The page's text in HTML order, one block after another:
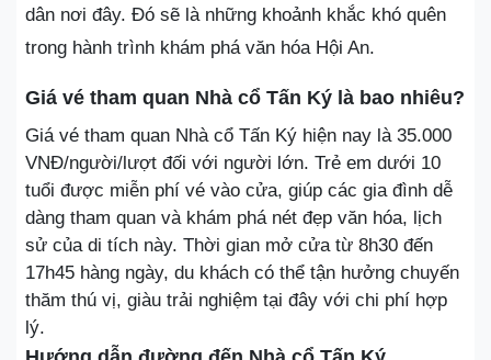
dân nơi đây. Đó sẽ là những khoảnh khắc khó quên
trong hành trình khám phá văn hóa Hội An.
Giá vé tham quan Nhà cổ Tấn Ký là bao nhiêu?
Giá vé tham quan Nhà cổ Tấn Ký hiện nay là 35.000
VNĐ/người/lượt đối với người lớn. Trẻ em dưới 10
tuổi được miễn phí vé vào cửa, giúp các gia đình dễ
dàng tham quan và khám phá nét đẹp văn hóa, lịch
sử của di tích này. Thời gian mở cửa từ 8h30 đến
17h45 hàng ngày, du khách có thể tận hưởng chuyến
thăm thú vị, giàu trải nghiệm tại đây với chi phí hợp
lý.